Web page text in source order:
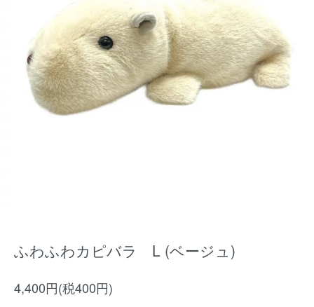
ふわふわカピバラ L (ベージュ)
4,400円(税400円)